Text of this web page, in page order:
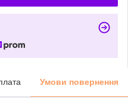
Умови повернення